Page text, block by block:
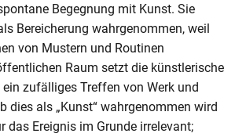
Begegnung mit Kunst. Sie
Bereicherung wahrgenommen, weil
von Mustern und Routinen
Raum setzt die künstlerische
zufälliges Treffen von Werk und
dies als „Kunst“ wahrgenommen wird
das Ereignis im Grunde irrelevant;